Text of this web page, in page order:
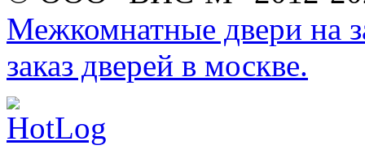
Межкомнатные двери на
заказ дверей в москве.